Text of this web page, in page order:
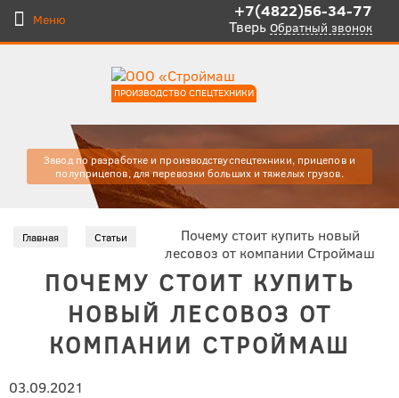
Меню +7(4822)56-34-77
Тверь Обратный звонок
ПРОИЗВОДСТВО СПЕЦТЕХНИКИ
Завод по разработке и производствуспецтехники, прицепов и
полуприцепов, дляперевозки больших и тяжелыхгрузов.
Главная Статьи
Почему стоит купить новый
лесовоз от компании Строймаш
ПОЧЕМУ СТОИТ КУПИТЬ
НОВЫЙ ЛЕСОВОЗ ОТ
КОМПАНИИ СТРОЙМАШ
03.09.2021